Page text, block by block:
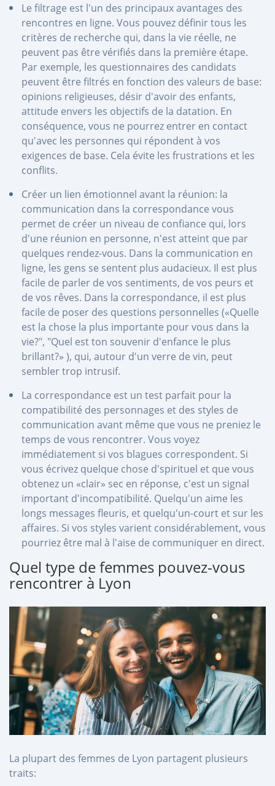
Le filtrage est l'un des principaux avantages des
rencontres en ligne. Vous pouvez définir tous les
critères de recherche qui, dans la vie réelle, ne
peuvent pas être vérifiés dans la première étape.
Par exemple, les questionnaires des candidats
peuvent être filtrés en fonction des valeurs de base:
opinions religieuses, désir d'avoir des enfants,
attitude envers les objectifs de la datation. En
conséquence, vous ne pourrez entrer en contact
qu'avec les personnes qui répondent à vos
exigences de base. Cela évite les frustrations et les
conflits.
Créer un lien émotionnel avant la réunion: la
communication dans la correspondance vous
permet de créer un niveau de confiance qui, lors
d'une réunion en personne, n'est atteint que par
quelques rendez-vous. Dans la communication en
ligne, les gens se sentent plus audacieux. Il est plus
facile de parler de vos sentiments, de vos peurs et
de vos rêves. Dans la correspondance, il est plus
facile de poser des questions personnelles («Quelle
est la chose la plus importante pour vous dans la
vie?", "Quel est ton souvenir d'enfance le plus
brillant?» ), qui, autour d'un verre de vin, peut
sembler trop intrusif.
La correspondance est un test parfait pour la
compatibilité des personnages et des styles de
communication avant même que vous ne preniez le
temps de vous rencontrer. Vous voyez
immédiatement si vos blagues correspondent. Si
vous écrivez quelque chose d'spirituel et que vous
obtenez un «clair» sec en réponse, c'est un signal
important d'incompatibilité. Quelqu'un aime les
longs messages fleuris, et quelqu'un-court et sur les
affaires. Si vos styles varient considérablement, vous
pourriez être mal à l'aise de communiquer en direct.
Quel type de femmes pouvez-vous
rencontrer à Lyon
La plupart des femmes de Lyon partagent plusieurs
traits: